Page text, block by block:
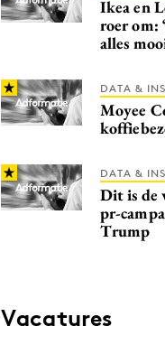
Ikea en
roer om:
alles
DATA &
Moyee
DATA &
Dit is de
pr-
Trump
Vacatures